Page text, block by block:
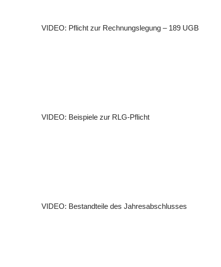
VIDEO: Pflicht zur Rechnungslegung – 189 UGB
VIDEO: Beispiele zur RLG-Pflicht
VIDEO: Bestandteile des Jahresabschlusses